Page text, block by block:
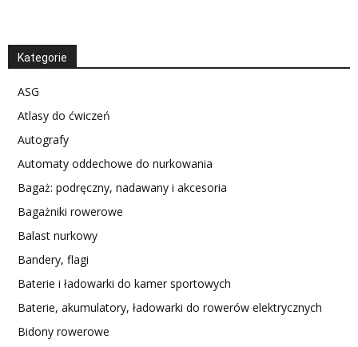
Kategorie
ASG
Atlasy do ćwiczeń
Autografy
Automaty oddechowe do nurkowania
Bagaż: podręczny, nadawany i akcesoria
Bagażniki rowerowe
Balast nurkowy
Bandery, flagi
Baterie i ładowarki do kamer sportowych
Baterie, akumulatory, ładowarki do rowerów elektrycznych
Bidony rowerowe